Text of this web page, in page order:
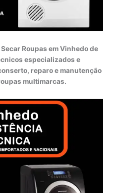
Roupas em Vinhedo de
especializados e
reparo e manutenção
multimarcas.